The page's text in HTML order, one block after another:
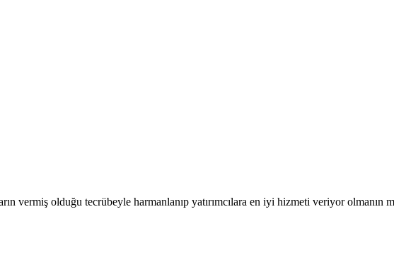
vermiş olduğu tecrübeyle harmanlanıp yatırımcılara en iyi hizmeti veriyor olmanın